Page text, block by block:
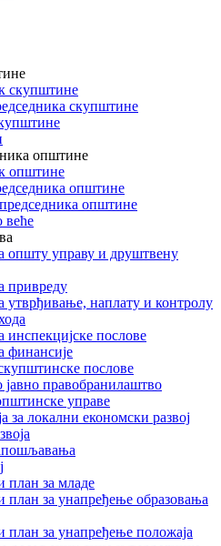
скупштине
скупштине
општине
општине
општине
општине
општу управу и друштвену
привреду
утврђивање, наплату и контролу
послове
финансије
послове
правобранилаштво
управе
за локални економски развој
план за младе
за унапређење образовања
за унапређење положаја